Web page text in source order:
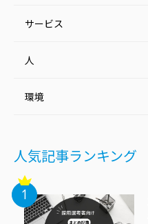
サービス
人
環境
人気記事ランキング